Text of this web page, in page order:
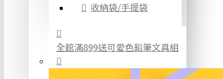
收納袋/手提袋
全館滿899送可愛色鉛筆文具組